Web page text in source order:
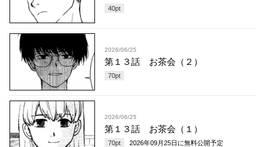
40pt
2026/06/25
第１３話 お茶会（２）
70pt
2026/06/25
第１３話 お茶会（１）
70pt 2026年09月25日 に無料公開予定